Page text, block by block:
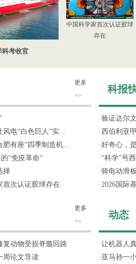
科考收官
中国科学家首次认证胶球
存在
更多
>>
电“白色巨人”实...
有座“四季制造机...
“免疫革命”
择
首次认证胶球存在
更多
>>
复动物受损脊髓回路
周论文导读
科报
·验证达尔
· 西伯利亚
·好奇心，
·“科学”号
·骑电动滑
·2026国际
动态
·让机器人
· 亚马孙一